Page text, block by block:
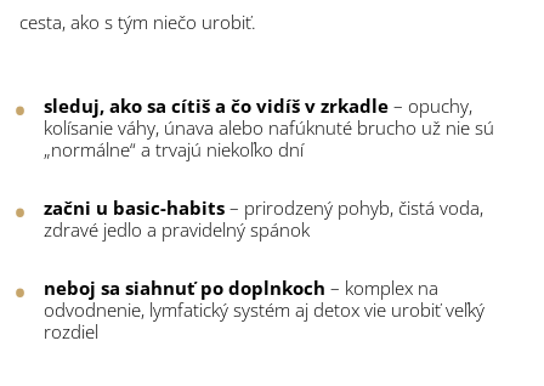
cesta, ako s tým niečo urobiť.
sleduj, ako sa cítiš a čo vidíš v zrkadle – opuchy,
kolísanie váhy, únava alebo nafúknuté brucho už nie sú
„normálne“ a trvajú niekoľko dní
začni u basic-habits – prirodzený pohyb, čistá voda,
zdravé jedlo a pravidelný spánok
neboj sa siahnuť po doplnkoch – komplex na
odvodnenie, lymfatický systém aj detox vie urobiť veľký
rozdiel